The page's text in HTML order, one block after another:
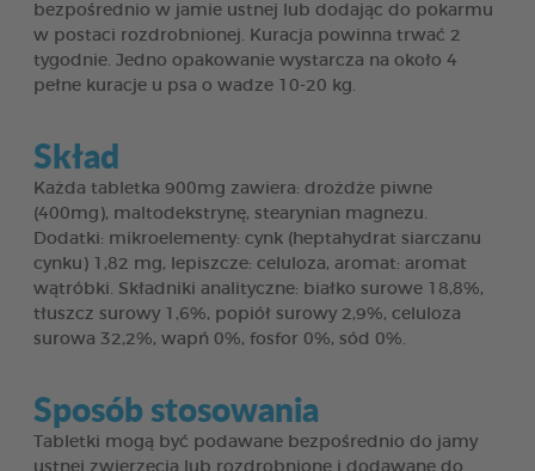
bezpośrednio w jamie ustnej lub dodając do pokarmu
w postaci rozdrobnionej. Kuracja powinna trwać 2
tygodnie. Jedno opakowanie wystarcza na około 4
pełne kuracje u psa o wadze 10-20 kg.
Skład
Każda tabletka 900mg zawiera: drożdże piwne
(400mg), maltodekstrynę, stearynian magnezu.
Dodatki: mikroelementy: cynk (heptahydrat siarczanu
cynku) 1,82 mg, lepiszcze: celuloza, aromat: aromat
wątróbki. Składniki analityczne: białko surowe 18,8%,
tłuszcz surowy 1,6%, popiół surowy 2,9%, celuloza
surowa 32,2%, wapń 0%, fosfor 0%, sód 0%.
Sposób stosowania
Tabletki mogą być podawane bezpośrednio do jamy
ustnej zwierzęcia lub rozdrobnione i dodawane do